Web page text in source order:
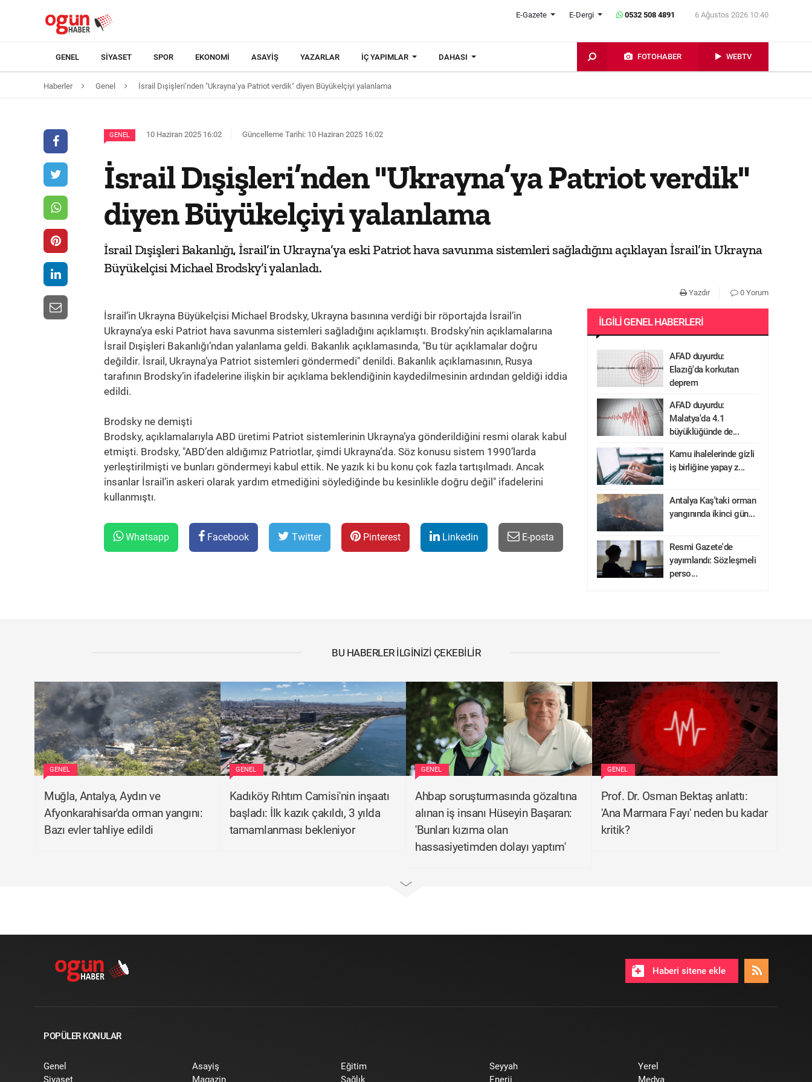
E-Gazete E-Dergi 0532 508 4891 6 Ağustos 2026 10:40
GENEL SIYASET SPOR EKONOMI ASAYIŞ YAZARLAR İÇ YAPIMLAR DAHASI FOTOHABER WEBTV
Haberler Genel İsrail Dışişleri’nden "Ukrayna’ya Patriot verdik" diyen Büyükelçiyi yalanlama
GENEL 10 Haziran 2025 16:02 Güncelleme Tarihi: 10 Haziran 2025 16:02
İsrail Dışişleri’nden "Ukrayna’ya Patriot verdik"
diyen Büyükelçiyi yalanlama
İsrail Dışişleri Bakanlığı, İsrail’in Ukrayna’ya eski Patriot hava savunma sistemleri sağladığını açıklayan İsrail’in Ukrayna
Büyükelçisi Michael Brodsky’i yalanladı.
Yazdır 0 Yorum
İsrail’in Ukrayna Büyükelçisi Michael Brodsky, Ukrayna basınına verdiği bir röportajda İsrail’in
Ukrayna’ya eski Patriot hava savunma sistemleri sağladığını açıklamıştı. Brodsky’nin açıklamalarına
İsrail Dışişleri Bakanlığı’ndan yalanlama geldi. Bakanlık açıklamasında, "Bu tür açıklamalar doğru
değildir. İsrail, Ukrayna’ya Patriot sistemleri göndermedi" denildi. Bakanlık açıklamasının, Rusya
tarafının Brodsky’in ifadelerine ilişkin bir açıklama beklendiğinin kaydedilmesinin ardından geldiği iddia
edildi.
Brodsky ne demişti
Brodsky, açıklamalarıyla ABD üretimi Patriot sistemlerinin Ukrayna’ya gönderildiğini resmi olarak kabul
etmişti. Brodsky, "ABD’den aldığımız Patriotlar, şimdi Ukrayna’da. Söz konusu sistem 1990’larda
yerleştirilmişti ve bunları göndermeyi kabul ettik. Ne yazık ki bu konu çok fazla tartışılmadı. Ancak
insanlar İsrail’in askeri olarak yardım etmediğini söylediğinde bu kesinlikle doğru değil" ifadelerini
kullanmıştı.
Whatsapp Facebook Twitter Pinterest Linkedin E-posta
İLGILI GENEL HABERLERI
AFAD duyurdu:
Elazığ'da korkutan
deprem
AFAD duyurdu:
Malatya'da 4.1
büyüklüğünde de...
Kamu ihalelerinde gizli
iş birliğine yapay z...
Antalya Kaş'taki orman
yangınında ikinci gün...
Resmi Gazete'de
yayımlandı: Sözleşmeli
perso...
BU HABERLER İLGINIZI ÇEKEBILIR
GENEL
Muğla, Antalya, Aydın ve
Afyonkarahisar'da orman yangını:
Bazı evler tahliye edildi
GENEL
Kadıköy Rıhtım Camisi'nin inşaatı
başladı: İlk kazık çakıldı, 3 yılda
tamamlanması bekleniyor
GENEL
Ahbap soruşturmasında gözaltına
alınan iş insanı Hüseyin Başaran:
'Bunları kızıma olan
hassasiyetimden dolayı yaptım'
GENEL
Prof. Dr. Osman Bektaş anlattı:
'Ana Marmara Fayı' neden bu kadar
kritik?
Haberi sitene ekle
POPÜLER KONULAR
Genel
Siyaset
Asayiş
Magazin
Eğitim
Sağlık
Seyyah
Enerji
Yerel
Medya